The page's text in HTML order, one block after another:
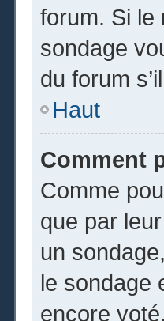
forum. Si le
sondage
du forum
Haut
Comment
Comme
que par
un
le sondage
encore